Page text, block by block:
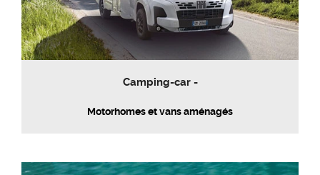
Camping-car -
Motorhomes et vans aménagés